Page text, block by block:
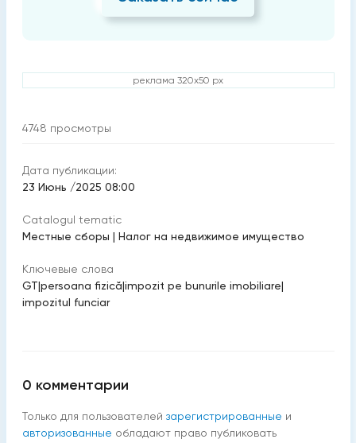
реклама 320x50 px
4748 просмотры
Дата публикации:
23 Июнь /2025 08:00
Catalogul tematic
Местные сборы | Налог на недвижимое имущество
Ключевые слова
GT|persoana fizică|impozit pe bunurile imobiliare|
impozitul funciar
0 комментарии
Только для пользователей зарегистрированные и
авторизованные обладают право публиковать